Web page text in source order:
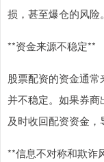
损，甚至爆仓的风险。
**资金来源不稳定**
股票配资的资金通常
并不稳定。如果券
及时收回配资资金，
**信息不对称和欺诈